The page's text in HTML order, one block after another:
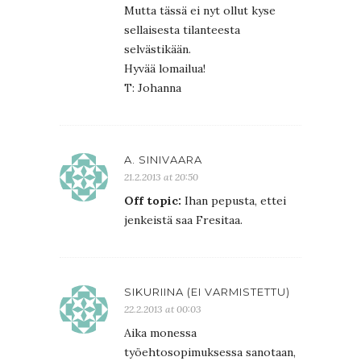
Mutta tässä ei nyt ollut kyse
sellaisesta tilanteesta
selvästikään.
Hyvää lomailua!
T: Johanna
A. SINIVAARA
21.2.2013 at 20:50
Off topic: Ihan pepusta, ettei
jenkeistä saa Fresitaa.
SIKURIINA (EI VARMISTETTU)
22.2.2013 at 00:03
Aika monessa
työehtosopimuksessa sanotaan,